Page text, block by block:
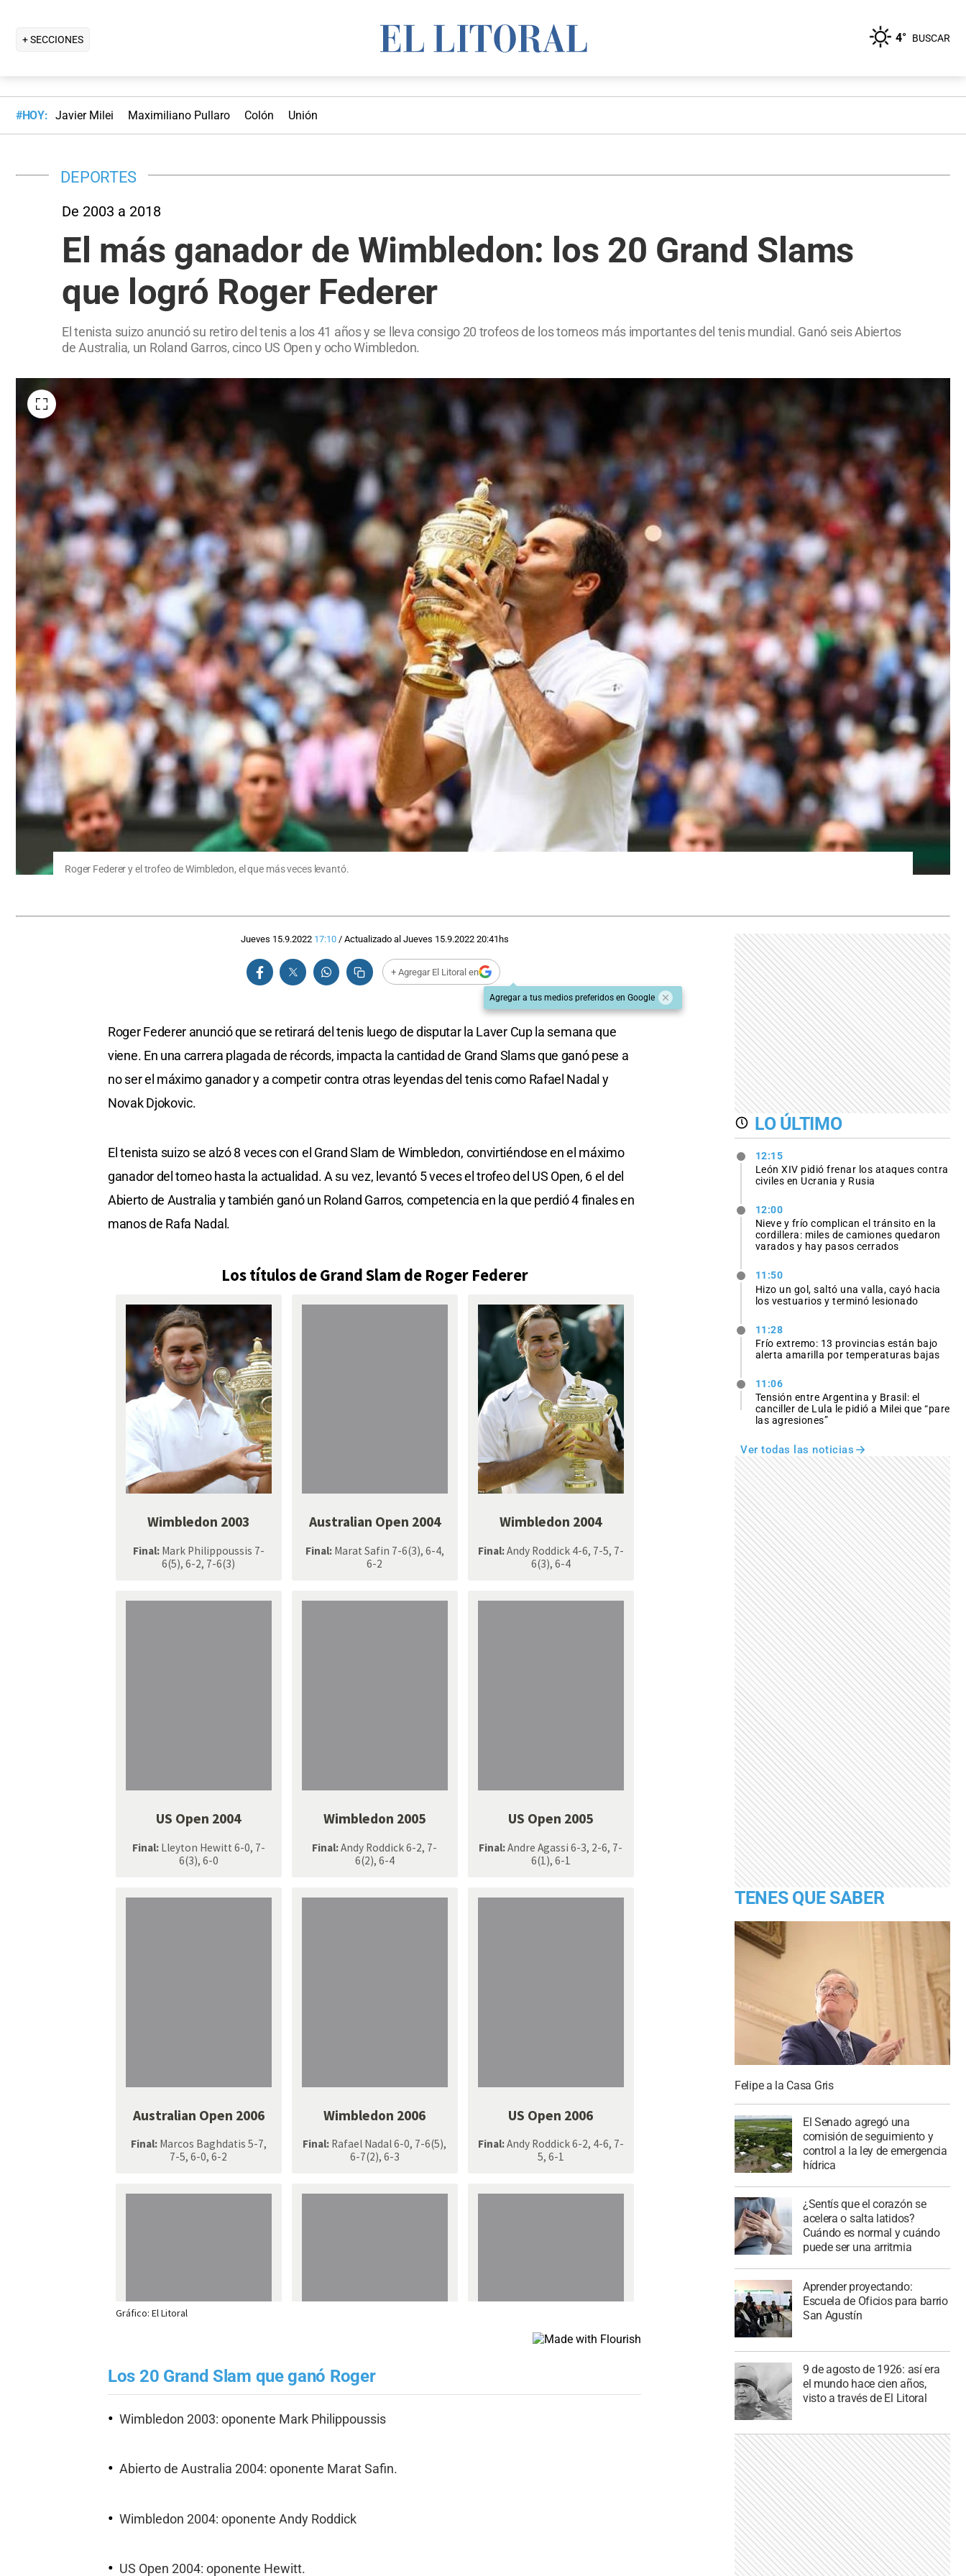
+ SECCIONES 4° BUSCAR
#HOY: Javier Milei Maximiliano Pullaro Colón Unión
DEPORTES
De 2003 a 2018
El más ganador de Wimbledon: los 20 Grand Slams
que logró Roger Federer
El tenista suizo anunció su retiro del tenis a los 41 años y se lleva consigo 20 trofeos de los torneos más importantes del tenis mundial. Ganó seis Abiertos
de Australia, un Roland Garros, cinco US Open y ocho Wimbledon.
Roger Federer y el trofeo de Wimbledon, el que más veces levantó.
Jueves 15.9.2022 17:10/ Actualizado al Jueves 15.9.2022 20:41 hs
+ Agregar El Litoral en
Agregar a tus medios preferidos en Google
Roger Federer anunció que se retirará del tenis luego de disputar la Laver Cup la semana que
viene. En una carrera plagada de récords, impacta la cantidad de Grand Slams que ganó pese a
no ser el máximo ganador y a competir contra otras leyendas del tenis como Rafael Nadal y
Novak Djokovic.
El tenista suizo se alzó 8 veces con el Grand Slam de Wimbledon, convirtiéndose en el máximo
ganador del torneo hasta la actualidad. A su vez, levantó 5 veces el trofeo del US Open, 6 el del
Abierto de Australia y también ganó un Roland Garros, competencia en la que perdió 4 finales en
manos de Rafa Nadal.
Los 20 Grand Slam que ganó Roger
Wimbledon 2003: oponente Mark Philippoussis
Abierto de Australia 2004: oponente Marat Safin.
Wimbledon 2004: oponente Andy Roddick
US Open 2004: oponente Hewitt.
LO ÚLTIMO
12:15
León XIV pidió frenar los ataques contra
civiles en Ucrania y Rusia
12:00
Nieve y frío complican el tránsito en la
cordillera: miles de camiones quedaron
varados y hay pasos cerrados
11:50
Hizo un gol, saltó una valla, cayó hacia
los vestuarios y terminó lesionado
11:28
Frío extremo: 13 provincias están bajo
alerta amarilla por temperaturas bajas
11:06
Tensión entre Argentina y Brasil: el
canciller de Lula le pidió a Milei que “pare
las agresiones”
Ver todas las noticias
TENES QUE SABER
Felipe a la Casa Gris
El Senado agregó una
comisión de seguimiento y
control a la ley de emergencia
hídrica
¿Sentís que el corazón se
acelera o salta latidos?
Cuándo es normal y cuándo
puede ser una arritmia
Aprender proyectando:
Escuela de Oficios para barrio
San Agustín
9 de agosto de 1926: así era
el mundo hace cien años,
visto a través de El Litoral